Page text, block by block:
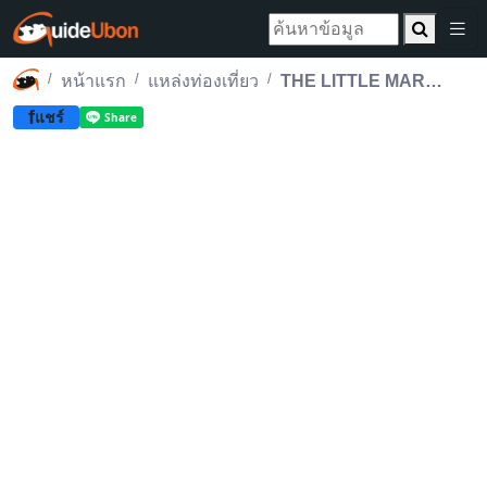
หน้าแรก แหล่งท่องเที่ยว THE LITTLE MARKET นักธุรกิจตัวน้อย ตลาดแห่งการเรียนรู้
fแชร์